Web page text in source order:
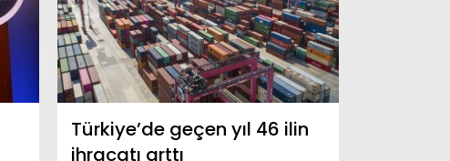
Türkiye’de geçen yıl 46 ilin
ihracatı arttı